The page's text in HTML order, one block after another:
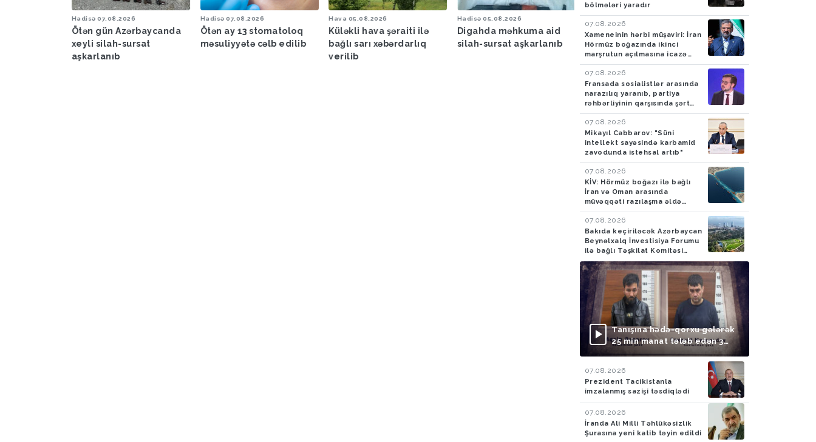
Hadisə 07.08.2026
Ötən gün Azərbaycanda
xeyli silah-sursat
aşkarlanıb
Hadisə 07.08.2026
Ötən ay 13 stomatoloq
məsuliyyətə cəlb edilib
Hava 05.08.2026
Küləkli hava şəraiti ilə
bağlı sarı xəbərdarlıq
verilib
Hadisə 05.08.2026
Digahda məhkuma aid
silah-sursat aşkarlanıb
Bakıya yağış yağacaq
Hadisə 05.08.2026
Azərbaycan
İrandan Britaniyaya
aparan maşında 4,5
tiryək aşkarlayıblar-
FOTO
bölmələri yaradır
07.08.2026
Xameneinin hərbi müşaviri: İran
Hörmüz boğazında ikinci
marşrutun açılmasına icazə
verməyəcək
07.08.2026
Fransada sosialistlər arasında
narazılıq yaranıb, partiya
rəhbərliyinin qarşısında şərt
qoyulub
07.08.2026
Mikayıl Cabbarov: "Süni
intellekt sayəsində karbamid
zavodunda istehsal artıb"
07.08.2026
KİV: Hörmüz boğazı ilə bağlı
İran və Oman arasında
müvəqqəti razılaşma əldə
olunub
07.08.2026
Bakıda keçiriləcək Azərbaycan
Beynəlxalq İnvestisiya Forumu
ilə bağlı Təşkilat Komitəsi
yaradılıb
Tanışına hədə-qorxu gələrək
25 min manat tələb edən 3
nəfər saxlanılıb
07.08.2026
Prezident Tacikistanla
imzalanmış sazişi təsdiqlədi
07.08.2026
İranda Ali Milli Təhlükəsizlik
Şurasına yeni katib təyin edildi